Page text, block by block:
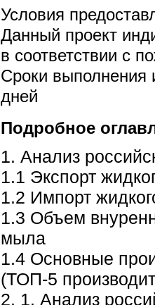
Условия
Данный проект
в соответствии с
Сроки выполнения
дней
Подробное
1. Анализ
1.1 Экспорт
1.2 Импорт
1.3 Объем
мыла
1.4 Основные
(ТОП-5
2. 1. Анализ